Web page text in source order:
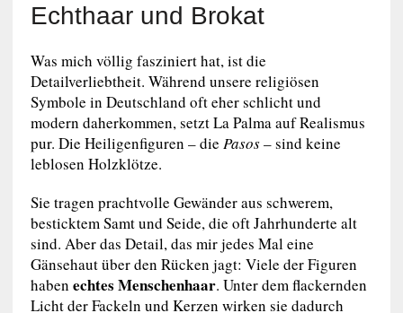
Echthaar und Brokat
Was mich völlig fasziniert hat, ist die
Detailverliebtheit. Während unsere religiösen
Symbole in Deutschland oft eher schlicht und
modern daherkommen, setzt La Palma auf Realismus
pur. Die Heiligenfiguren – die Pasos– sind keine
leblosen Holzklötze.
Sie tragen prachtvolle Gewänder aus schwerem,
besticktem Samt und Seide, die oft Jahrhunderte alt
sind. Aber das Detail, das mir jedes Mal eine
Gänsehaut über den Rücken jagt: Viele der Figuren
haben echtes Menschenhaar. Unter dem flackernden
Licht der Fackeln und Kerzen wirken sie dadurch